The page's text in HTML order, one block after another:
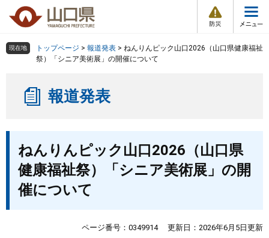
の
ー
情
メ
ュ
組織で探す
くらし・環境
健康・福祉
教育・文化・スポーツ
検索の仕方 組織で探す
現在地 トップページ > 報道発表 > ねんりんピック山口2026（山口県健康福祉
祭）「シニア美術展」の開催について
報道発表
ねんりんピック山口2026（山口県
健康福祉祭）「シニア美術展」の開
催について
ページ番号：0349914 更新日：2026年6月5日更新